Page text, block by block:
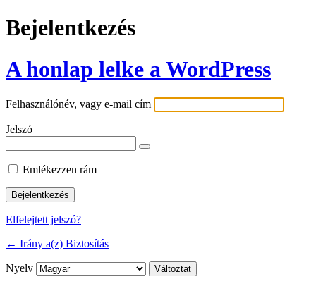
Bejelentkezés
A honlap lelke a WordPress
Felhasználónév, vagy e-mail cím
Jelszó
Emlékezzen rám
Elfelejtett jelszó?
← Irány a(z) Biztosítás
Nyelv